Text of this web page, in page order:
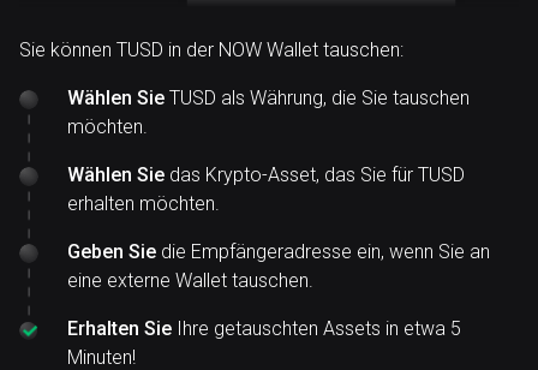
Sie können TUSD in der NOW Wallet tauschen:
Wählen Sie TUSD als Währung, die Sie tauschen
möchten.
Wählen Sie das Krypto-Asset, das Sie für TUSD
erhalten möchten.
Geben Sie die Empfängeradresse ein, wenn Sie an
eine externe Wallet tauschen.
Erhalten Sie Ihre getauschten Assets in etwa 5
Minuten!